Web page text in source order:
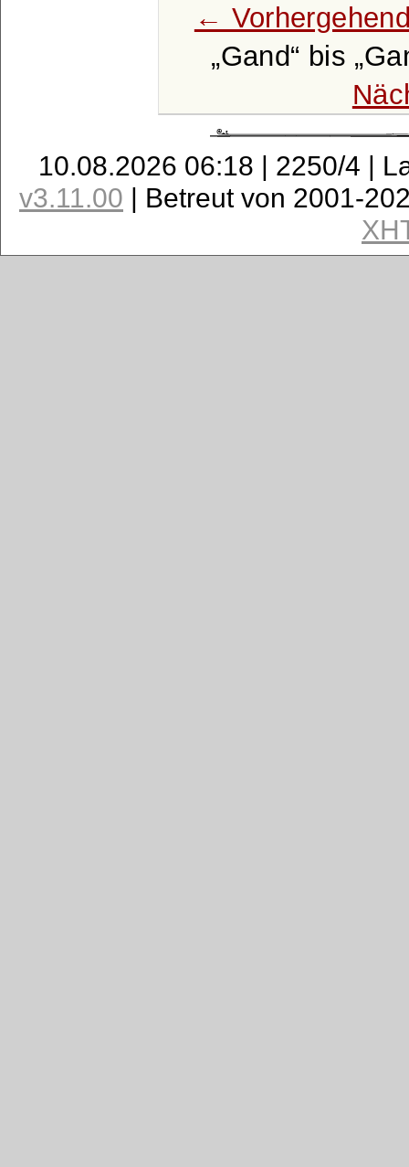
←
Gand
bis
10.08.2026 06:18 | 2250/4 |
v3.11.00 | Betreut von 2001-